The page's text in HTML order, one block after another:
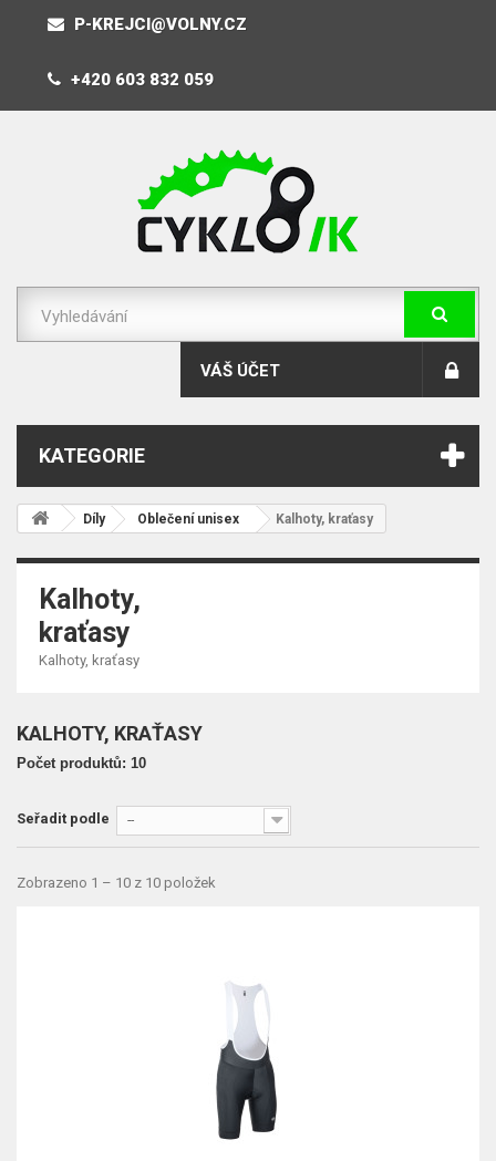
P-KREJCI@VOLNY.CZ
+420 603 832 059
VÁŠ ÚČET
KATEGORIE
Díly Oblečení unisex Kalhoty, kraťasy
Kalhoty,
kraťasy
Kalhoty, kraťasy
KALHOTY, KRAŤASY
Počet produktů: 10
Seřadit podle --
Zobrazeno 1 – 10 z 10 položek